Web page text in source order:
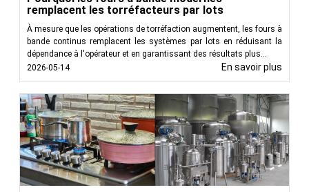
et les dates de péremption.
Cosmétiques:L'étiquetage confère un attrait
esthétique aux produits cosmétiques tout en
transmettant les instructions d'utilisation et les
ingrédients.
Fabrication:Pour des produits allant de l'électronique
aux pièces automobiles, l'étiquetage garantit une
identification et une traçabilité claires.
FoodTechProcess pour une application précise des
étiquettes
Chez FoodTechProcess, nous reconnaissons le rôle
remplacent les torréfacteurs par lots
À mesure que les opérations de torréfaction augmentent, les fours à
bande continus remplacent les systèmes par lots en réduisant la
dépendance à l'opérateur et en garantissant des résultats plus...
2026-05-14
En savoir plus